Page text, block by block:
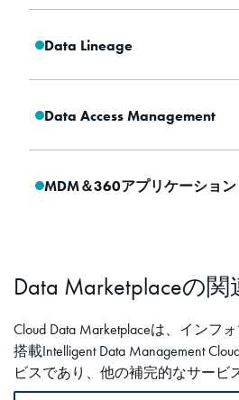
Data Lineage
Data Access Management
MDM＆360アプリケーション
Data Marketplaceの
Cloud Data Marketplaceは、インフ
搭載Intelligent Data Management
ビスであり、他の補完的なサービ